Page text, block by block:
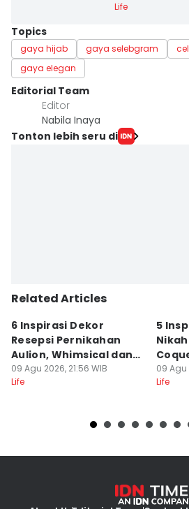
Life
Topics
gaya hijab gaya selebgram
gaya elegan
Editorial Team
Editor
Nabila Inaya
Tonton lebih seru di
Related Articles
6 Inspirasi Dekor
Resepsi Pernikahan
Aulion, Whimsical dan
Colorful
09 Agu 2026, 21:56 WIB
Life
5
09 Agu
Life